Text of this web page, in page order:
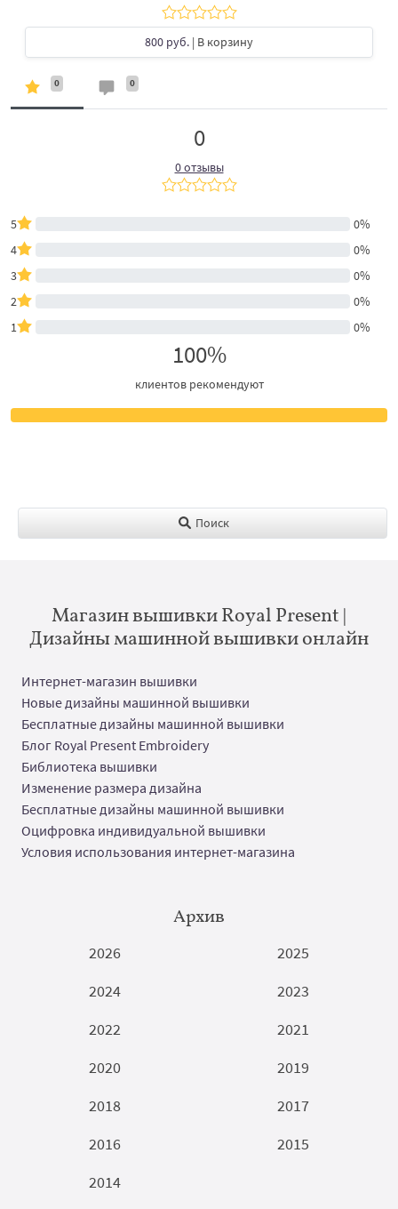
800 руб. | В корзину
0 0
0
0 отзывы
5
0%
4
0%
3
0%
2
0%
1
0%
100%
клиентов рекомендуют
Поиск
Магазин вышивки Royal Present |
Дизайны машинной вышивки онлайн
Интернет-магазин вышивки
Новые дизайны машинной вышивки
Бесплатные дизайны машинной вышивки
Блог Royal Present Embroidery
Библиотека вышивки
Изменение размера дизайна
Бесплатные дизайны машинной вышивки
Оцифровка индивидуальной вышивки
Условия использования интернет-магазина
Архив
2026
2025
2024
2023
2022
2021
2020
2019
2018
2017
2016
2015
2014